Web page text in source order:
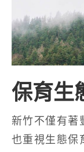
保育生
新竹不僅有著
也重視生態保